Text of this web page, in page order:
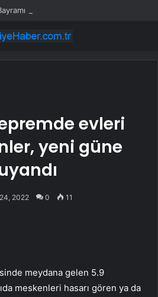
Kutlaması
evleri
yeni güne
24, 2022 0 11
meydana gelen 5.9
meskenleri hasarı gören ya da